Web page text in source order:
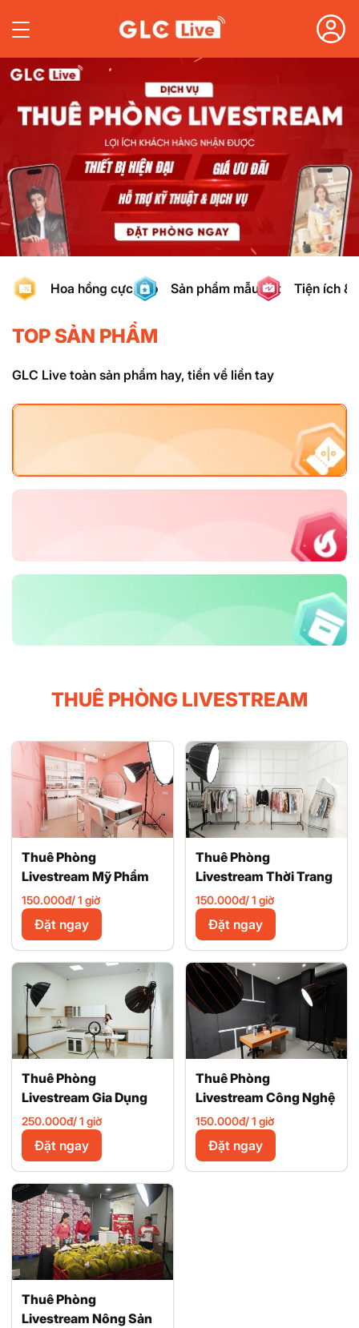
Hoa hồng cực cao Sản phẩm mẫu hot Tiện ích &
TOP SẢN PHẨM
GLC Live toàn sản phẩm hay, tiền về liền tay
Đơn hàng tăng chóng mặt
THUÊ PHÒNG LIVESTREAM
Thuê Phòng
Livestream Mỹ Phẩm
150.000đ/ 1 giờ
Đặt ngay
Thuê Phòng
Livestream Thời Trang
150.000đ/ 1 giờ
Đặt ngay
Thuê Phòng
Livestream Gia Dụng
250.000đ/ 1 giờ
Đặt ngay
Thuê Phòng
Livestream Công Nghệ
150.000đ/ 1 giờ
Đặt ngay
Thuê Phòng
Livestream Nông Sản